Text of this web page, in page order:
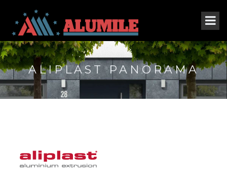
ALIPLAST PANORAMA